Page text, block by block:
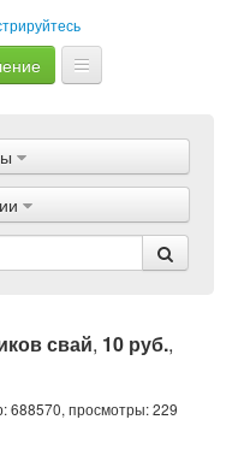
свай, 10 руб.,
688570, просмотры: 229